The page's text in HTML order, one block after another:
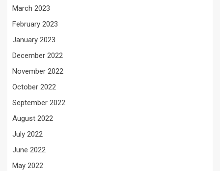
March 2023
February 2023
January 2023
December 2022
November 2022
October 2022
September 2022
August 2022
July 2022
June 2022
May 2022